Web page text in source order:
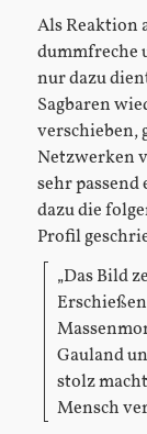
Als Reaktion
dummfreche
nur dazu
Sagbaren
verschieben,
Netzwerken
sehr passend
dazu die
Profil
„Das Bild
Gauland
stolz
Mensch